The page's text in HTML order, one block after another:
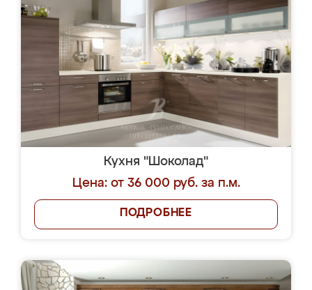
Кухня "Шоколад"
Цена: от 36 000 руб. за п.м.
ПОДРОБНЕЕ